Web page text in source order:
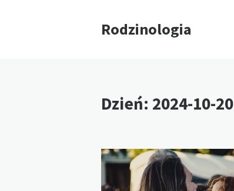
Rodzinologia
Dzień: 2024-10-20